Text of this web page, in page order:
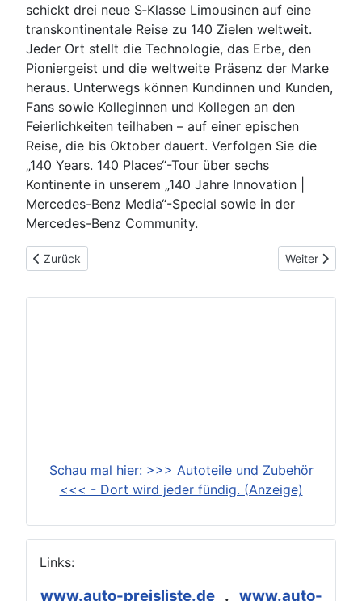
schickt drei neue S‑Klasse Limousinen auf eine
transkontinentale Reise zu 140 Zielen weltweit.
Jeder Ort stellt die Technologie, das Erbe, den
Pioniergeist und die weltweite Präsenz der Marke
heraus. Unterwegs können Kundinnen und Kunden,
Fans sowie Kolleginnen und Kollegen an den
Feierlichkeiten teilhaben – auf einer epischen
Reise, die bis Oktober dauert. Verfolgen Sie die
„140 Years. 140 Places“-Tour über sechs
Kontinente in unserem „140 Jahre Innovation |
Mercedes-Benz Media“-Special sowie in der
Mercedes-Benz Community.
Vorheriger Beitrag: 2026-03-24: Zwei Extrem-Sportler, eine
Zurück Nächster
Weiter
Schau mal hier: >>> Autoteile und Zubehör
<<< - Dort wird jeder fündig. (Anzeige)
Links:
www.auto-preisliste.de. www.auto-